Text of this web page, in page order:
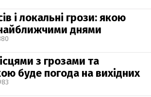
і локальні грози: якою
днями
з грозами та
буде погода на вихідних